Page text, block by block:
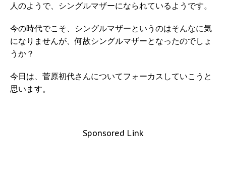
人のようで、シングルマザーになられているようです。
今の時代でこそ、シングルマザーというのはそんなに気
になりませんが、何故シングルマザーとなったのでしょ
うか？
今日は、菅原初代さんについてフォーカスしていこうと
思います。
Sponsored Link